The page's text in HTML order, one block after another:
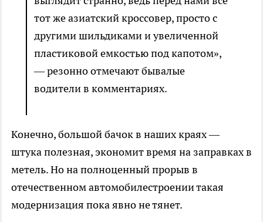
тот же азиатский кроссовер, просто с
другими шильдиками и увеличенной
пластиковой емкостью под капотом»,
— резонно отмечают бывалые
водители в комментариях.
Конечно, большой бачок в наших краях —
штука полезная, экономит время на заправках в
метель. Но на полноценный прорыв в
отечественном автомобилестроении такая
модернизация пока явно не тянет.